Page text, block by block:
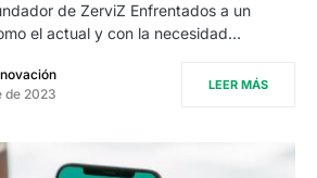
de ZerviZ Enfrentados a un
el actual y con la necesidad…
de 2023
LEER MÁS